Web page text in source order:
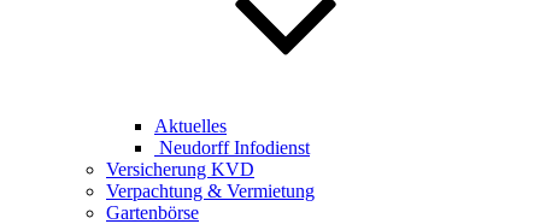
Aktuelles
Neudorff Infodienst
Versicherung KVD
Verpachtung & Vermietung
Gartenbörse